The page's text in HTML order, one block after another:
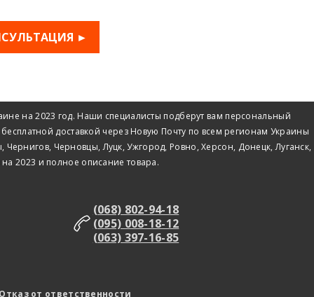
►
на 2023 год. Наши специалисты подберут вам персональный
бесплатной доставкой через Новую Почту по всем регионам Украины
Черновцы, Луцк, Ужгород, Ровно, Херсон, Донецк, Луганск,
2023 и полное описание товара.
(068) 802-94-18
(095) 008-18-12
(063) 397-16-85
Отказ от ответственности